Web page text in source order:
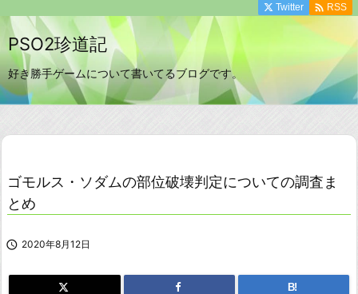
PSO2珍道記
好き勝手ゲームについて書いてるブログです。
Twitter  RSS
ゴモルス・ソダムの部位破壊判定についての調査ま
とめ
 2020年8月12日
B!